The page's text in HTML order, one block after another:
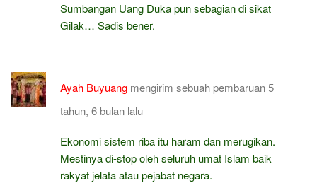
Sumbangan Uang Duka pun sebagian di sikat
Gilak… Sadis bener.
Ayah Buyuang mengirim sebuah pembaruan5
tahun, 6 bulan lalu
Ekonomi sistem riba itu haram dan merugikan.
Mestinya di-stop oleh seluruh umat Islam baik
rakyat jelata atau pejabat negara.